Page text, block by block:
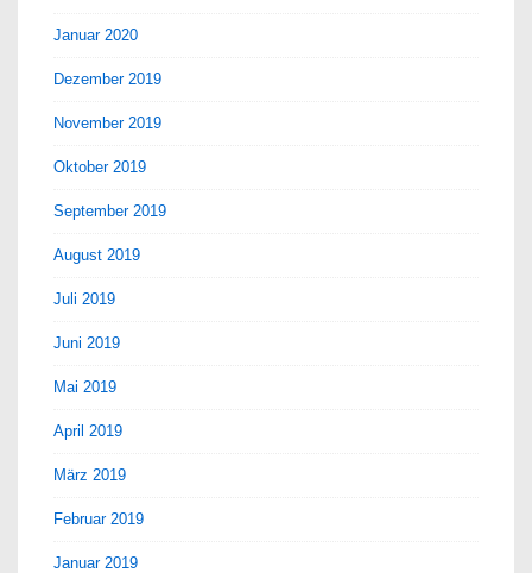
Januar 2020
Dezember 2019
November 2019
Oktober 2019
September 2019
August 2019
Juli 2019
Juni 2019
Mai 2019
April 2019
März 2019
Februar 2019
Januar 2019